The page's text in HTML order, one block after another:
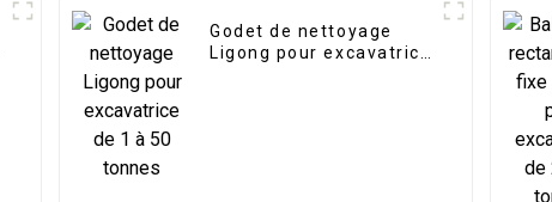
Godet de nettoyage
Ligong pour excavatrice